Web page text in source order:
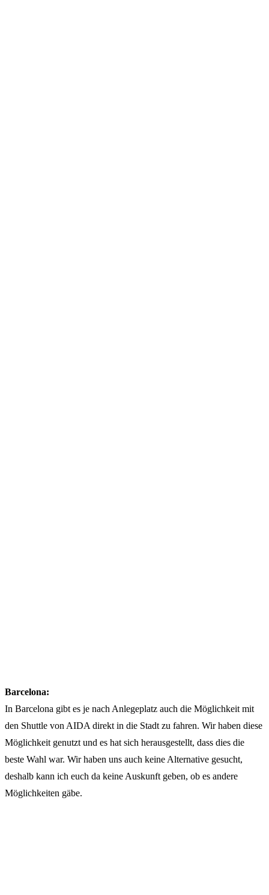
Barcelona:
In Barcelona gibt es je nach Anlegeplatz auch die Möglichkeit mit
den Shuttle von AIDA direkt in die Stadt zu fahren. Wir haben diese
Möglichkeit genutzt und es hat sich herausgestellt, dass dies die
beste Wahl war. Wir haben uns auch keine Alternative gesucht,
deshalb kann ich euch da keine Auskunft geben, ob es andere
Möglichkeiten gäbe.